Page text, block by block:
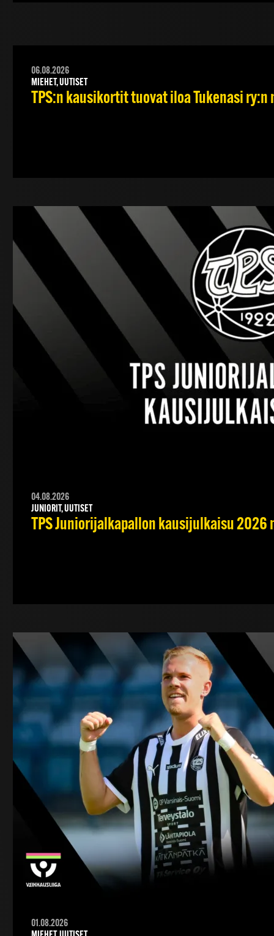
06.08.2026
MIEHET, UUTISET
TPS:n kausikortit tuovat iloa Tukenasi
04.08.2026
JUNIORIT, UUTISET
TPS Juniorijalkapallon kausijulkaisu 2026
01.08.2026